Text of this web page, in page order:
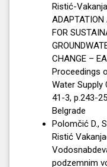
Ristić-
ADAPTATION
FOR
CHANGE –
Proceedings
Water Supply
41-3, p.243-
Belgrade
Polomčić D.,
Ristić
podzemnim